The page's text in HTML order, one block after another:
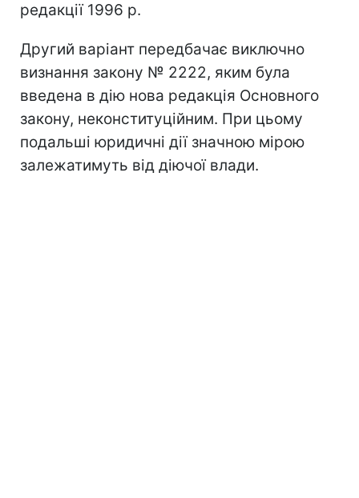
редакції 1996 р.
Другий варіант передбачає виключно
визнання закону № 2222, яким була
введена в дію нова редакція Основного
закону, неконституційним. При цьому
подальші юридичні дії значною мірою
залежатимуть від діючої влади.